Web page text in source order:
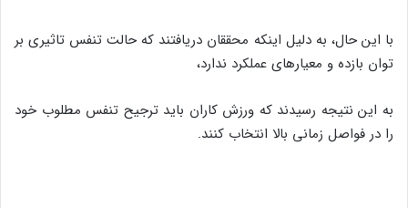
با این حال، به دلیل اینکه محققان دریافتند که حالت تنفس تاثیری بر
توان بازده و معیارهای عملکرد ندارد،
به این نتیجه رسیدند که ورزش کاران باید ترجیح تنفس مطلوب خود
را در فواصل زمانی بالا انتخاب کنند.